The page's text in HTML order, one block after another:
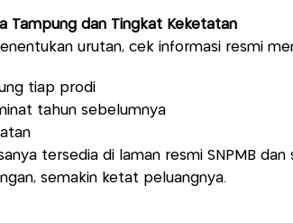
Tampung dan Tingkat Keketatan
urutan, cek informasi resmi
tiap prodi
tahun sebelumnya
tersedia di laman resmi SNPMB
semakin ketat peluangnya.